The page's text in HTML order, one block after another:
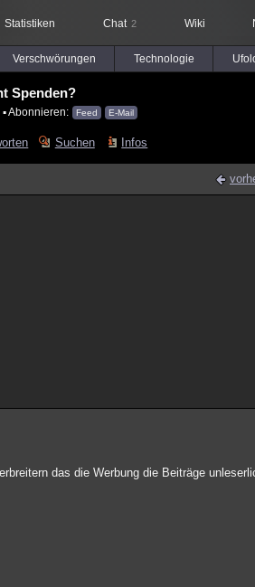
Statistiken Chat 2 Wiki
Verschwörungen Technologie
Spenden?
▪ Abonnieren: Feed E-Mail
Suchen Infos
das die Werbung die Beiträge